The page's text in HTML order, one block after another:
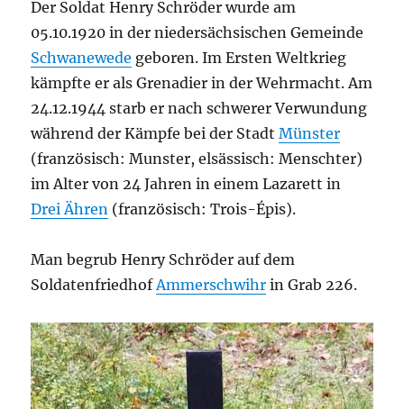
Der Soldat Henry Schröder wurde am
05.10.1920 in der niedersächsischen Gemeinde
Schwanewede geboren. Im Ersten Weltkrieg
kämpfte er als Grenadier in der Wehrmacht. Am
24.12.1944 starb er nach schwerer Verwundung
während der Kämpfe bei der StadtMünster
(französisch: Munster, elsässisch: Menschter)
im Alter von 24 Jahren in einem Lazarett in
Drei Ähren (französisch: Trois-Épis).
Man begrub Henry Schröder auf dem
SoldatenfriedhofAmmerschwihr in Grab 226.